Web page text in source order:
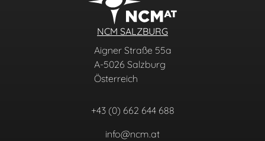
NCM SALZBURG
Aigner Straße 55a
A-5026 Salzburg
Österreich
+43 (0) 662 644 688
info@ncm.at